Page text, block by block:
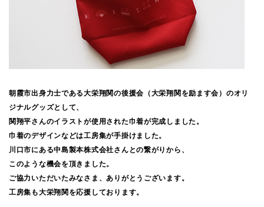
朝霞市出身力士である大栄翔関の後援会（大栄翔関を励ます会）のオリ
ジナルグッズとして、
関翔平さんのイラストが使用された巾着が完成しました。
巾着のデザインなどは工房集が手掛けました。
川口市にある中島製本株式会社さんとの繋がりから、
このような機会を頂きました。
ご協力いただいたみなさま、ありがとうございます。
工房集も大栄翔関を応援しております。